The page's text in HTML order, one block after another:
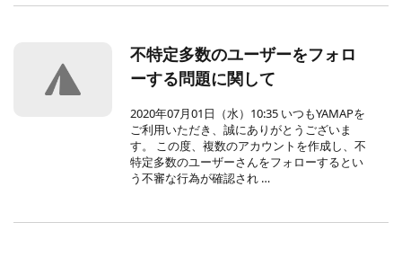
不特定多数のユーザーをフォロ
ーする問題に関して
2020年07月01日（水）10:35 いつもYAMAPを
ご利用いただき、誠にありがとうございま
す。 この度、複数のアカウントを作成し、不
特定多数のユーザーさんをフォローするとい
う不審な行為が確認され …